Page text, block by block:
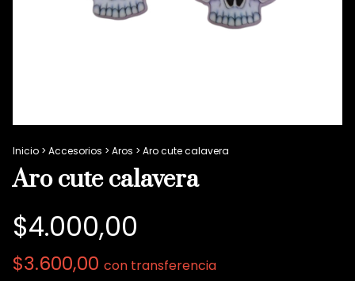
Inicio > Accesorios > Aros > Aro cute calavera
Aro cute calavera
$4.000,00
$3.600,00 con transferencia